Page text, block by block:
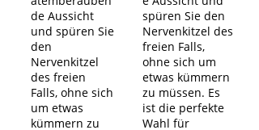
de Aussicht
und spüren Sie
den
Nervenkitzel
des freien
Falls, ohne sich
um etwas
kümmern zu
spüren Sie den
Nervenkitzel des
freien Falls,
ohne sich um
etwas kümmern
zu müssen. Es
ist die perfekte
Wahl für